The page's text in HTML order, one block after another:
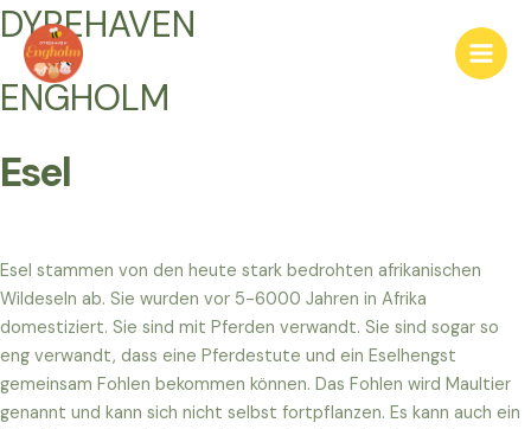
Gå
til
indholdet
Main
DYREHAVEN
ENGHOLM
Esel
Esel stammen von den heute stark bedrohten afrikanischen
Wildeseln ab. Sie wurden vor 5-6000 Jahren in Afrika
domestiziert. Sie sind mit Pferden verwandt. Sie sind sogar so
eng verwandt, dass eine Pferdestute und ein Eselhengst
gemeinsam Fohlen bekommen können. Das Fohlen wird Maultier
genannt und kann sich nicht selbst fortpflanzen. Es kann auch ein